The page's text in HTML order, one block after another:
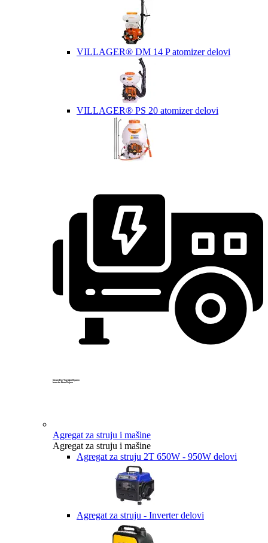
VILLAGER® DM 14 P atomizer delovi
VILLAGER® PS 20 atomizer delovi
Created by Yogi Aprelliyanto
from the Noun Project
Agregat za struju i mašine
Agregat za struju i mašine
Agregat za struju 2T 650W - 950W delovi
Agregat za struju - Inverter delovi